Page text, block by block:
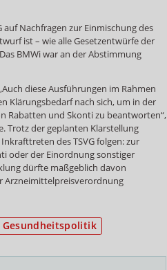
Nachfragen zur Einmischung des
ist – wie alle Gesetzentwürfe der
BMWi war an der Abstimmung
diese Ausführungen im Rahmen
Klärungsbedarf nach sich, um in der
Rabatten und Skonti zu beantworten“,
Trotz der geplanten Klarstellung
des TSVG folgen: zur
oder der Einordnung sonstiger
dürfte maßgeblich davon
Arzneimittelpreisverordnung
Gesundheitspolitik